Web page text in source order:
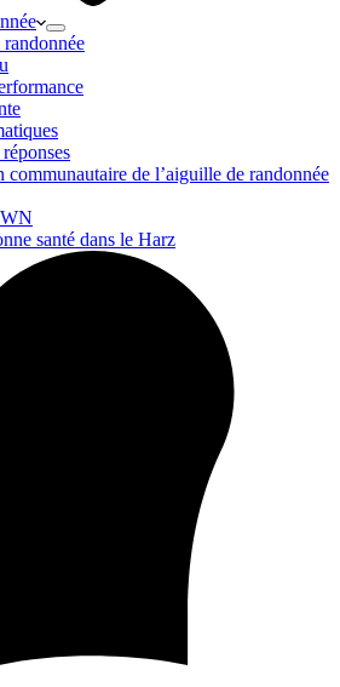
communautaire de l’aiguille de randonnée
santé dans le Harz